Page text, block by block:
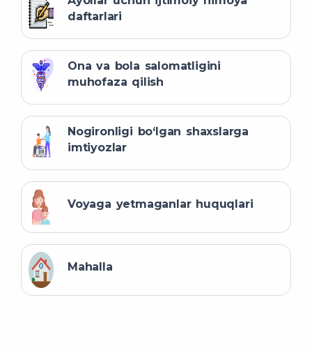
daftarlari
Ona va bola salomatligini
muhofaza qilish
Nogironligi bo‘lgan shaxslarga
imtiyozlar
Voyaga yetmaganlar huquqlari
Mahalla